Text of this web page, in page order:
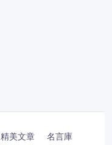
精美文章 名言庫